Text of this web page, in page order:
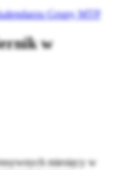
Grupy MTP
w
miesięcy w